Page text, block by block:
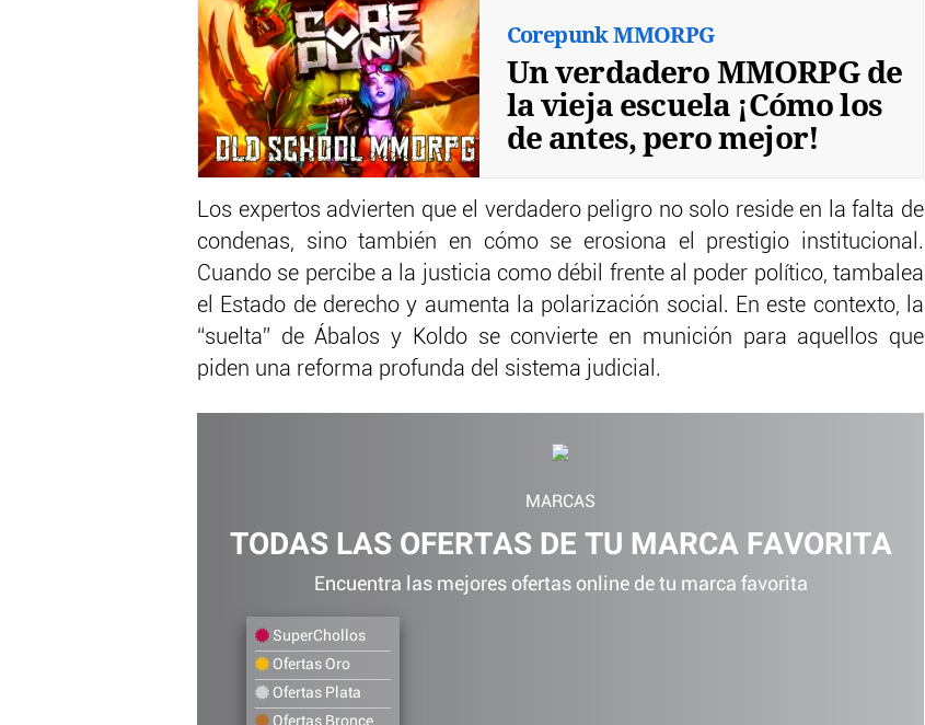
Corepunk MMORPG
Un verdadero MMORPG de
la vieja escuela ¡Cómo los
de antes, pero mejor!
Los expertos advierten que el verdadero peligro no solo reside en la falta de
condenas, sino también en cómo se erosiona el prestigio institucional.
Cuando se percibe a la justicia como débil frente al poder político, tambalea
el Estado de derecho y aumenta la polarización social. En este contexto, la
“suelta” de Ábalos y Koldo se convierte en munición para aquellos que
piden una reforma profunda del sistema judicial.
MARCAS
TODAS LAS OFERTAS DE TU MARCA FAVORITA
Encuentra las mejores ofertas online de tu marca favorita
SuperChollos
Ofertas Oro
Ofertas Plata
Ofertas Bronce